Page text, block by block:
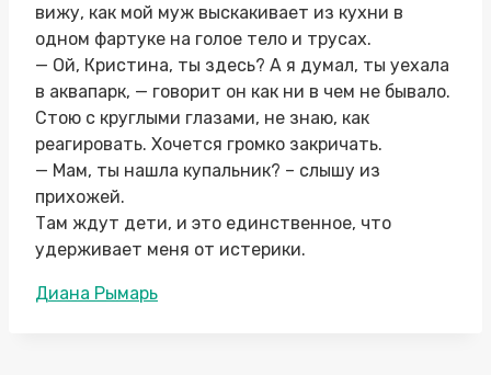
вижу, как мой муж выскакивает из кухни в
одном фартуке на голое тело и трусах.
— Ой, Кристина, ты здесь? А я думал, ты уехала
в аквапарк, — говорит он как ни в чем не бывало.
Стою с круглыми глазами, не знаю, как
реагировать. Хочется громко закричать.
— Мам, ты нашла купальник? – слышу из
прихожей.
Там ждут дети, и это единственное, что
удерживает меня от истерики.
Метки
Диана Рымарь